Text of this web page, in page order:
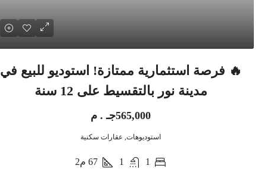
🔥 فرصة استثمارية ممتازة! استوديو للبيع في
مدينة نور بالتقسيط على 12 سنة
565,000جـ . م
استوديوهات, عقارات سكنية
1
1
67 م2